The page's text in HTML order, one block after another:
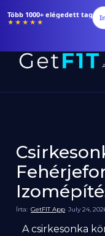
Több 1000+ elégedett tag
★★★★★
Írta: GetFIT App July 24,
A csirkesonka